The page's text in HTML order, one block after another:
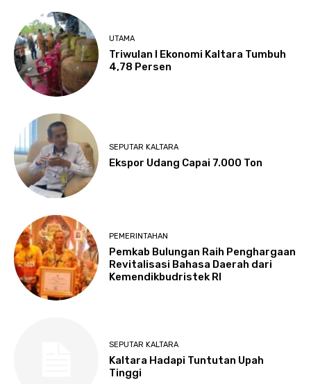
UTAMA
Triwulan I Ekonomi Kaltara Tumbuh
4,78 Persen
SEPUTAR KALTARA
Ekspor Udang Capai 7.000 Ton
PEMERINTAHAN
Pemkab Bulungan Raih Penghargaan
Revitalisasi Bahasa Daerah dari
Kemendikbudristek RI
SEPUTAR KALTARA
Kaltara Hadapi Tuntutan Upah
Tinggi